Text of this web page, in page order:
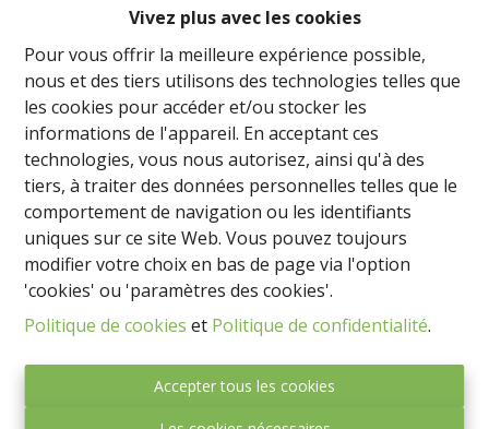
Vivez plus avec les cookies
Pour vous offrir la meilleure expérience possible,
nous et des tiers utilisons des technologies telles que
les cookies pour accéder et/ou stocker les
informations de l'appareil. En acceptant ces
technologies, vous nous autorisez, ainsi qu'à des
tiers, à traiter des données personnelles telles que le
comportement de navigation ou les identifiants
uniques sur ce site Web. Vous pouvez toujours
modifier votre choix en bas de page via l'option
'cookies' ou 'paramètres des cookies'.
Politique de cookies et Politique de confidentialité.
Accepter tous les cookies
Nous mettons à votre disposition notre expertise
dans l'évaluation des biens, les techniques de
construction, les aspects urbanistiques, y compris le
développement de terrains. Que vous recherchiez
une maison, un appartement ou un bien
d'investissement, nous sommes là pour vous aider à
trouver la perle rare.
Nos régions de prédilection sont Namur, le Brabant
wallon, le Hainaut et même la magnifique côte
Espagnole. Que vous souhaitiez trouver votre chez-
vous idéal ou investir dans l'immobilier, nous avons
les connaissances et le réseau nécessaire pour vous
guider vers les meilleures opportunités.